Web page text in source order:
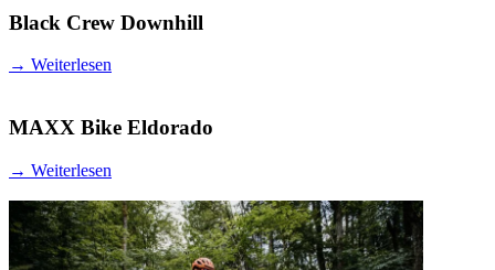
Black Crew Downhill
→ Weiterlesen
MAXX Bike Eldorado
→ Weiterlesen